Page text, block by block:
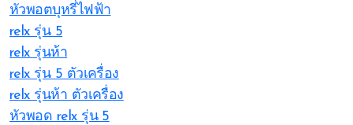
หัวพอตบุหรี่ไฟฟ้า
relx รุ่น 5
relx รุ่นห้า
relx รุ่น 5 ตัวเครื่อง
relx รุ่นห้า ตัวเครื่อง
หัวพอด relx รุ่น 5